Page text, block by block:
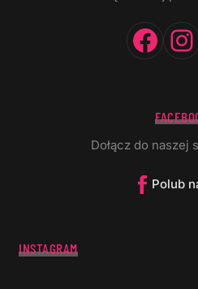
Dołącz do naszej
Polub
INSTAGRAM